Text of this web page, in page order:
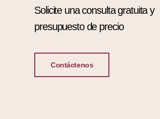
Solicite una consulta gratuita y
presupuesto de precio
Contáctenos